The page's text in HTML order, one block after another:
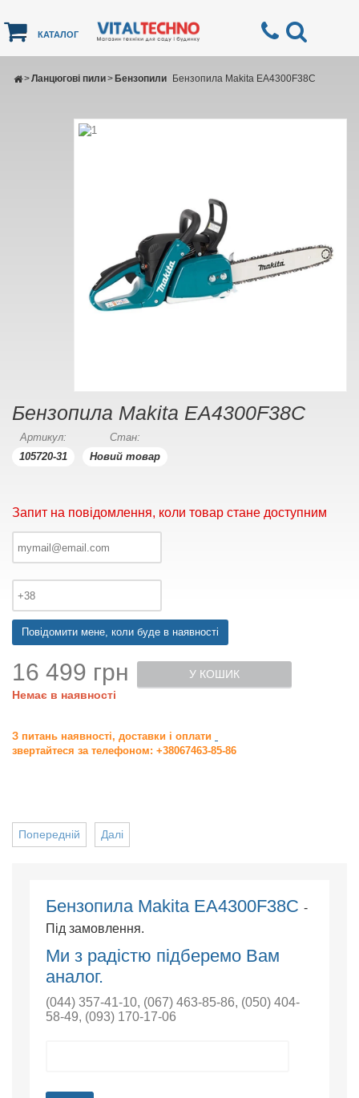
КАТАЛОГ
Ланцюгові пили
> Бензопили
> Бензопила Makita EA4300F38C
Бензопила Makita EA4300F38C
Артикул:
105720-31
Стан:
Новий товар
Запит на повідомлення, коли товар стане доступним
Повідомити мене, коли буде в наявності
16 499 грн
Немає в наявності
У КОШИК
З питань наявності, доставки і оплати
звертайтеся за телефоном: +38067463-85-86
Далі
Попередній
Бензопила Makita EA4300F38C -
Під замовлення.
Ми з радістю підберемо Вам
аналог.
(044) 357-41-10, (067) 463-85-86, (050) 404-
58-49, (093) 170-17-06